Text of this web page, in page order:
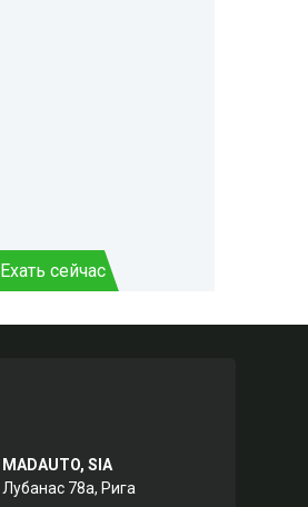
Ехать сейчас
MADAUTO, SIA
Лубанас 78а, Рига